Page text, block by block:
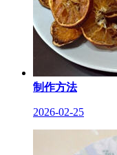
制作方法
2026-02-25